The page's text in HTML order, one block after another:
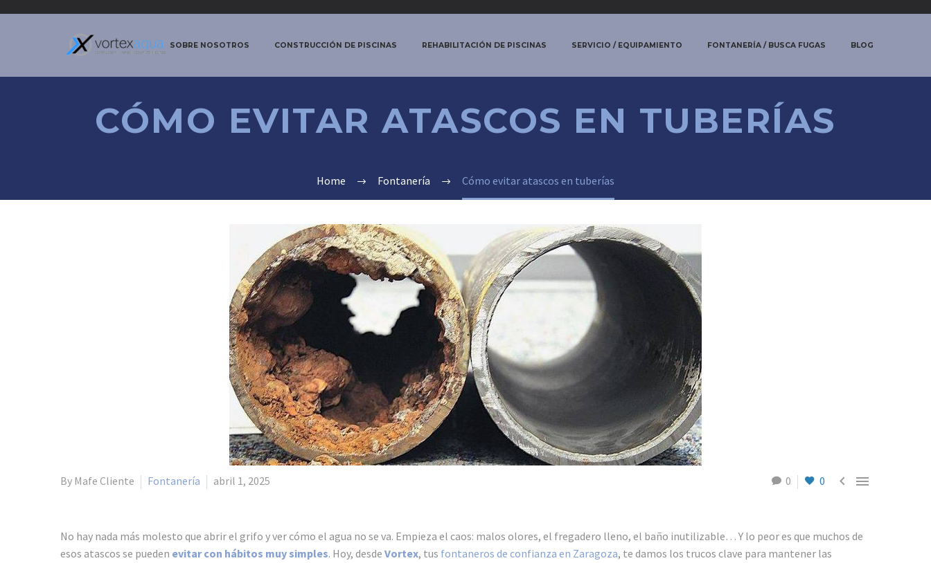
SOBRE NOSOTROS CONSTRUCCIÓN DE PISCINAS REHABILITACIÓN DE PISCINAS SERVICIO / EQUIPAMIENTO FONTANERÍA / BUSCA FUGAS BLOG
CÓMO EVITAR ATASCOS EN TUBERÍAS
Home Fontanería Cómo evitar atascos en tuberías
0 0  
By Mafe Cliente Fontanería abril 1, 2025
No hay nada más molesto que abrir el grifo y ver cómo el agua no se va. Empieza el caos: malos olores, el fregadero lleno, el baño inutilizable… Y lo peor es que muchos de
esos atascos se pueden evitar con hábitos muy simples. Hoy, desde Vortex, tus fontaneros de confianza en Zaragoza, te damos los trucos clave para mantener las